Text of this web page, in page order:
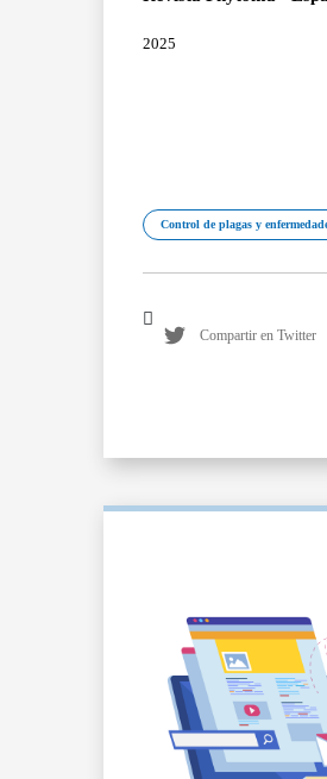
2025
Control de plagas y
Compartir en Twitter